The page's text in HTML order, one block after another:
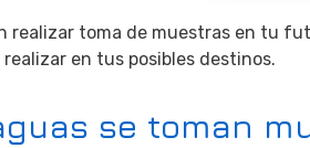
realizar toma de muestras en tu
en tus posibles destinos.
se toman